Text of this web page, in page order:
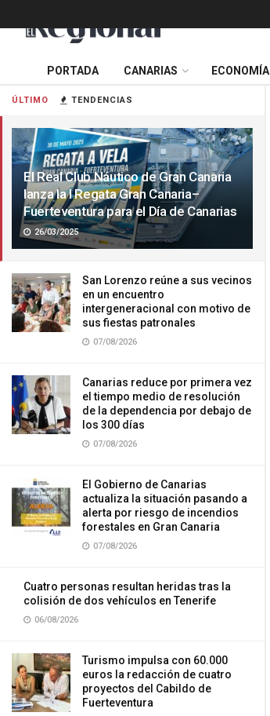
ÚLTIMO TENDENCIAS
El Real Club Náutico de Gran Canaria
lanza la I Regata Gran Canaria–
Fuerteventura para el Día de Canarias
26/03/2025
San Lorenzo reúne a sus vecinos
en un encuentro
intergeneracional con motivo de
sus fiestas patronales
07/08/2026
Canarias reduce por primera vez
el tiempo medio de resolución
de la dependencia por debajo de
los 300 días
07/08/2026
El Gobierno de Canarias
actualiza la situación pasando a
alerta por riesgo de incendios
forestales en Gran Canaria
07/08/2026
Cuatro personas resultan heridas tras la
colisión de dos vehículos en Tenerife
06/08/2026
Turismo impulsa con 60.000
euros la redacción de cuatro
proyectos del Cabildo de
Fuerteventura
PORTADA CANARIAS ECONOMÍA